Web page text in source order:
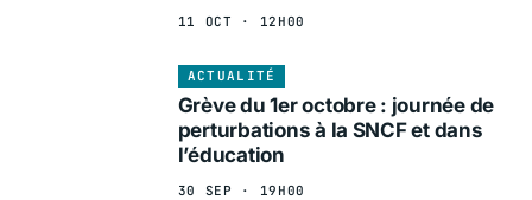
11 OCT · 12H00
ACTUALITÉ
Grève du 1er octobre : journée de
perturbations à la SNCF et dans
l’éducation
30 SEP · 19H00